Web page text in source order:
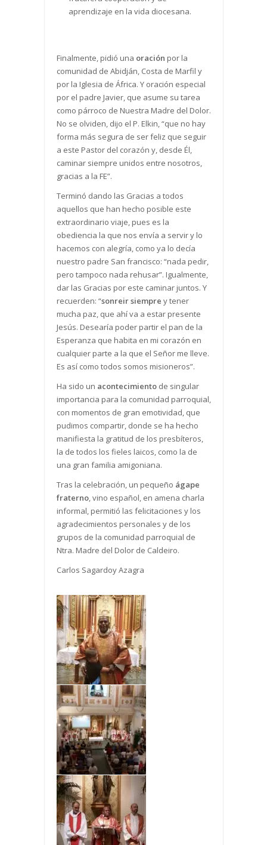
aprendizaje en la vida diocesana.
Finalmente, pidió una oración por la
comunidad de Abidján, Costa de Marfil y
por la Iglesia de África. Y oración especial
por el padre Javier, que asume su tarea
como párroco de Nuestra Madre del Dolor.
No se olviden, dijo el P. Elkin, “que no hay
forma más segura de ser feliz que seguir
a este Pastor del corazón y, desde Él,
caminar siempre unidos entre nosotros,
gracias a la FE”.
Terminó dando las Gracias a todos
aquellos que han hecho posible este
extraordinario viaje, pues es la
obediencia la que nos envía a servir y lo
hacemos con alegría, como ya lo decía
nuestro padre San francisco: “nada pedir,
pero tampoco nada rehusar”. Igualmente,
dar las Gracias por este caminar juntos. Y
recuerden: “sonreir siempre y tener
mucha paz, que ahí va a estar presente
Jesús. Desearía poder partir el pan de la
Esperanza que habita en mi corazón en
cualquier parte a la que el Señor me lleve.
Es así como todos somos misioneros”.
Ha sido un acontecimientode singular
importancia para la comunidad parroquial,
con momentos de gran emotividad, que
pudimos compartir, donde se ha hecho
manifiesta la gratitud de los presbíteros,
la de todos los fieles laicos, como la de
una gran familia amigoniana.
Tras la celebración, un pequeño ágape
fraterno, vino español, en amena charla
informal, permitió las felicitaciones y los
agradecimientos personales y de los
grupos de la comunidad parroquial de
Ntra. Madre del Dolor de Caldeiro.
Carlos Sagardoy Azagra